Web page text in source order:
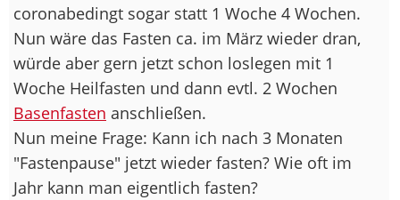
coronabedingt sogar statt 1 Woche 4 Wochen.
Nun wäre das Fasten ca. im März wieder dran,
würde aber gern jetzt schon loslegen mit 1
Woche Heilfasten und dann evtl. 2 Wochen
Basenfasten anschließen.
Nun meine Frage: Kann ich nach 3 Monaten
"Fastenpause" jetzt wieder fasten? Wie oft im
Jahr kann man eigentlich fasten?